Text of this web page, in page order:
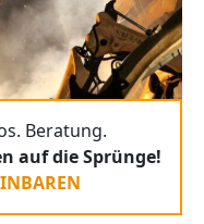
Beratung.
auf die Sprünge!